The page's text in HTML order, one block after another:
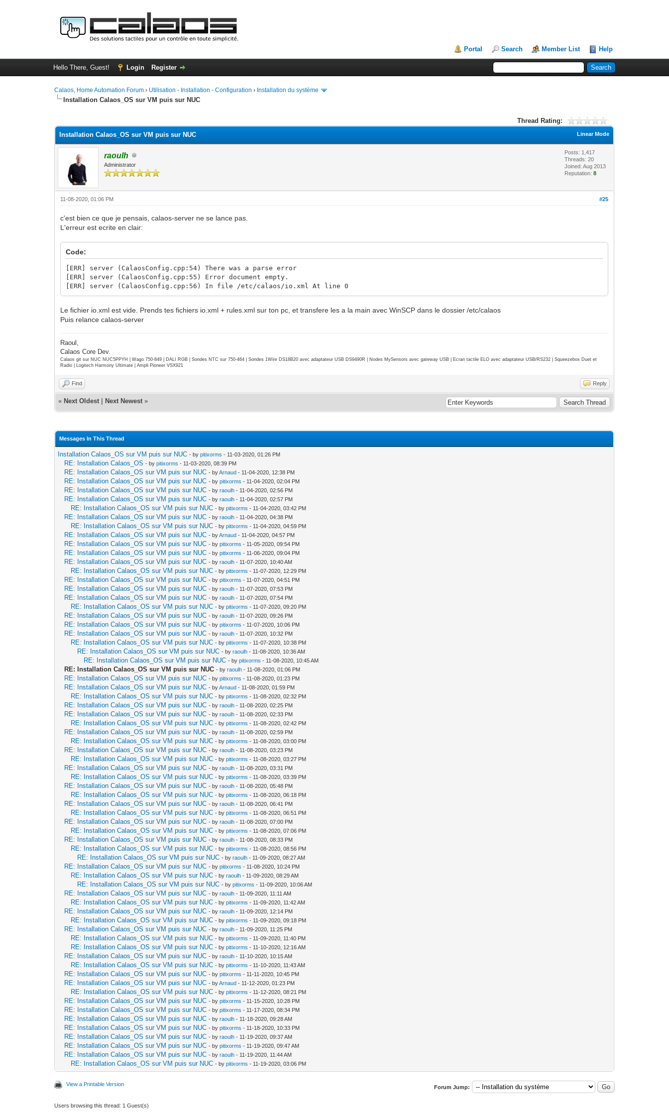
Portal Search Member List Help
Hello There, Guest! Login Register
Calaos, Home Automation Forum › Utilisation - Installation - Configuration › Installation du système
Installation Calaos_OS sur VM puis sur NUC
Thread Rating:
Linear Mode
Installation Calaos_OS sur VM puis sur NUC
raoulh
Administrator
Posts: 1,417
Threads: 20
Joined: Aug 2013
Reputation:8
#25
11-08-2020, 01:06 PM
c'est bien ce que je pensais, calaos-server ne se lance pas.
L'erreur est ecrite en clair:
Code:
[ERR] server (CalaosConfig.cpp:54) There was a parse error
[ERR] server (CalaosConfig.cpp:55) Error document empty.
[ERR] server (CalaosConfig.cpp:56) In file /etc/calaos/io.xml At line 0
Le fichier io.xml est vide. Prends tes fichiers io.xml + rules.xml sur ton pc, et transfere les a la main avec WinSCP dans le dossier /etc/calaos
Puis relance calaos-server
Raoul,
Calaos Core Dev.
Calaos git sur NUC NUC5PPYH | Wago 750-849 | DALI RGB | Sondes NTC sur 750-464 | Sondes 1Wire DS18B20 avec adaptateur USB DS9490R | Nodes MySensors avec gateway USB | Ecran tactile ELO avec adaptateur USB/RS232 | Squeezebox Duet et
Radio | Logitech Harmony Ultimate | Ampli Pioneer VSX921
Find Reply
« Next Oldest Next Newest »
Messages In This Thread
Installation Calaos_OS sur VM puis sur NUC - bypitixorms - 11-03-2020, 01:26 PM
RE: Installation Calaos_OS - bypitixorms - 11-03-2020, 08:39 PM
RE: Installation Calaos_OS sur VM puis sur NUC - byArnaud - 11-04-2020, 12:38 PM
RE: Installation Calaos_OS sur VM puis sur NUC - bypitixorms - 11-04-2020, 02:04 PM
RE: Installation Calaos_OS sur VM puis sur NUC - byraoulh - 11-04-2020, 02:56 PM
RE: Installation Calaos_OS sur VM puis sur NUC - byraoulh - 11-04-2020, 02:57 PM
RE: Installation Calaos_OS sur VM puis sur NUC - bypitixorms - 11-04-2020, 03:42 PM
RE: Installation Calaos_OS sur VM puis sur NUC - byraoulh - 11-04-2020, 04:38 PM
RE: Installation Calaos_OS sur VM puis sur NUC - bypitixorms - 11-04-2020, 04:59 PM
RE: Installation Calaos_OS sur VM puis sur NUC - byArnaud - 11-04-2020, 04:57 PM
RE: Installation Calaos_OS sur VM puis sur NUC - bypitixorms - 11-05-2020, 09:54 PM
RE: Installation Calaos_OS sur VM puis sur NUC - bypitixorms - 11-06-2020, 09:04 PM
RE: Installation Calaos_OS sur VM puis sur NUC - byraoulh - 11-07-2020, 10:40 AM
RE: Installation Calaos_OS sur VM puis sur NUC - bypitixorms - 11-07-2020, 12:29 PM
RE: Installation Calaos_OS sur VM puis sur NUC - bypitixorms - 11-07-2020, 04:51 PM
RE: Installation Calaos_OS sur VM puis sur NUC - byraoulh - 11-07-2020, 07:53 PM
RE: Installation Calaos_OS sur VM puis sur NUC - byraoulh - 11-07-2020, 07:54 PM
RE: Installation Calaos_OS sur VM puis sur NUC - bypitixorms - 11-07-2020, 09:20 PM
RE: Installation Calaos_OS sur VM puis sur NUC - byraoulh - 11-07-2020, 09:26 PM
RE: Installation Calaos_OS sur VM puis sur NUC - bypitixorms - 11-07-2020, 10:06 PM
RE: Installation Calaos_OS sur VM puis sur NUC - byraoulh - 11-07-2020, 10:32 PM
RE: Installation Calaos_OS sur VM puis sur NUC - bypitixorms - 11-07-2020, 10:38 PM
RE: Installation Calaos_OS sur VM puis sur NUC - byraoulh - 11-08-2020, 10:36 AM
RE: Installation Calaos_OS sur VM puis sur NUC - bypitixorms - 11-08-2020, 10:45 AM
RE: Installation Calaos_OS sur VM puis sur NUC - byraoulh - 11-08-2020, 01:06 PM
RE: Installation Calaos_OS sur VM puis sur NUC - bypitixorms - 11-08-2020, 01:23 PM
RE: Installation Calaos_OS sur VM puis sur NUC - byArnaud - 11-08-2020, 01:59 PM
RE: Installation Calaos_OS sur VM puis sur NUC - bypitixorms - 11-08-2020, 02:32 PM
RE: Installation Calaos_OS sur VM puis sur NUC - byraoulh - 11-08-2020, 02:25 PM
RE: Installation Calaos_OS sur VM puis sur NUC - byraoulh - 11-08-2020, 02:33 PM
RE: Installation Calaos_OS sur VM puis sur NUC - bypitixorms - 11-08-2020, 02:42 PM
RE: Installation Calaos_OS sur VM puis sur NUC - byraoulh - 11-08-2020, 02:59 PM
RE: Installation Calaos_OS sur VM puis sur NUC - bypitixorms - 11-08-2020, 03:00 PM
RE: Installation Calaos_OS sur VM puis sur NUC - byraoulh - 11-08-2020, 03:23 PM
RE: Installation Calaos_OS sur VM puis sur NUC - bypitixorms - 11-08-2020, 03:27 PM
RE: Installation Calaos_OS sur VM puis sur NUC - byraoulh - 11-08-2020, 03:31 PM
RE: Installation Calaos_OS sur VM puis sur NUC - bypitixorms - 11-08-2020, 03:39 PM
RE: Installation Calaos_OS sur VM puis sur NUC - byraoulh - 11-08-2020, 05:48 PM
RE: Installation Calaos_OS sur VM puis sur NUC - bypitixorms - 11-08-2020, 06:18 PM
RE: Installation Calaos_OS sur VM puis sur NUC - byraoulh - 11-08-2020, 06:41 PM
RE: Installation Calaos_OS sur VM puis sur NUC - bypitixorms - 11-08-2020, 06:51 PM
RE: Installation Calaos_OS sur VM puis sur NUC - byraoulh - 11-08-2020, 07:00 PM
RE: Installation Calaos_OS sur VM puis sur NUC - bypitixorms - 11-08-2020, 07:06 PM
RE: Installation Calaos_OS sur VM puis sur NUC - byraoulh - 11-08-2020, 08:33 PM
RE: Installation Calaos_OS sur VM puis sur NUC - bypitixorms - 11-08-2020, 08:56 PM
RE: Installation Calaos_OS sur VM puis sur NUC - byraoulh - 11-09-2020, 08:27 AM
RE: Installation Calaos_OS sur VM puis sur NUC - bypitixorms - 11-08-2020, 10:24 PM
RE: Installation Calaos_OS sur VM puis sur NUC - byraoulh - 11-09-2020, 08:29 AM
RE: Installation Calaos_OS sur VM puis sur NUC - bypitixorms - 11-09-2020, 10:06 AM
RE: Installation Calaos_OS sur VM puis sur NUC - byraoulh - 11-09-2020, 11:11 AM
RE: Installation Calaos_OS sur VM puis sur NUC - bypitixorms - 11-09-2020, 11:42 AM
RE: Installation Calaos_OS sur VM puis sur NUC - byraoulh - 11-09-2020, 12:14 PM
RE: Installation Calaos_OS sur VM puis sur NUC - bypitixorms - 11-09-2020, 09:18 PM
RE: Installation Calaos_OS sur VM puis sur NUC - byraoulh - 11-09-2020, 11:25 PM
RE: Installation Calaos_OS sur VM puis sur NUC - bypitixorms - 11-09-2020, 11:40 PM
RE: Installation Calaos_OS sur VM puis sur NUC - bypitixorms - 11-10-2020, 12:16 AM
RE: Installation Calaos_OS sur VM puis sur NUC - byraoulh - 11-10-2020, 10:15 AM
RE: Installation Calaos_OS sur VM puis sur NUC - bypitixorms - 11-10-2020, 11:43 AM
RE: Installation Calaos_OS sur VM puis sur NUC - bypitixorms - 11-11-2020, 10:45 PM
RE: Installation Calaos_OS sur VM puis sur NUC - byArnaud - 11-12-2020, 01:23 PM
RE: Installation Calaos_OS sur VM puis sur NUC - bypitixorms - 11-12-2020, 08:21 PM
RE: Installation Calaos_OS sur VM puis sur NUC - bypitixorms - 11-15-2020, 10:28 PM
RE: Installation Calaos_OS sur VM puis sur NUC - bypitixorms - 11-17-2020, 08:34 PM
RE: Installation Calaos_OS sur VM puis sur NUC - byraoulh - 11-18-2020, 09:28 AM
RE: Installation Calaos_OS sur VM puis sur NUC - bypitixorms - 11-18-2020, 10:33 PM
RE: Installation Calaos_OS sur VM puis sur NUC - byraoulh - 11-19-2020, 09:37 AM
RE: Installation Calaos_OS sur VM puis sur NUC - bypitixorms - 11-19-2020, 09:47 AM
RE: Installation Calaos_OS sur VM puis sur NUC - byraoulh - 11-19-2020, 11:44 AM
RE: Installation Calaos_OS sur VM puis sur NUC - bypitixorms - 11-19-2020, 03:06 PM
View a Printable Version Forum Jump:
Users browsing this thread: 1 Guest(s)